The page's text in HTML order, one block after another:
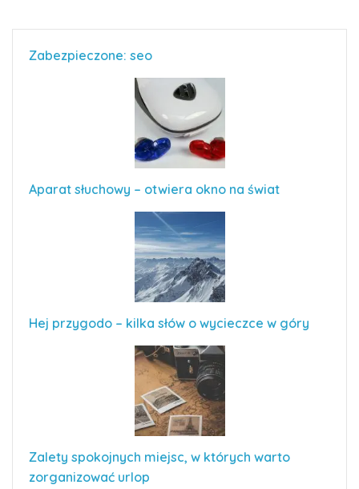
Zabezpieczone: seo
Aparat słuchowy – otwiera okno na świat
Hej przygodo – kilka słów o wycieczce w góry
Zalety spokojnych miejsc, w których warto
zorganizować urlop